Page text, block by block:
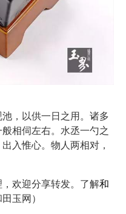
，以供一日之用。诸多
相伺左右。水丞一勺之
入惟心。物人两相对，
，欢迎分享转发。了解和
玉网）